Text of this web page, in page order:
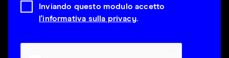
Inviando questo modulo accetto
l'informativa sulla privacy.